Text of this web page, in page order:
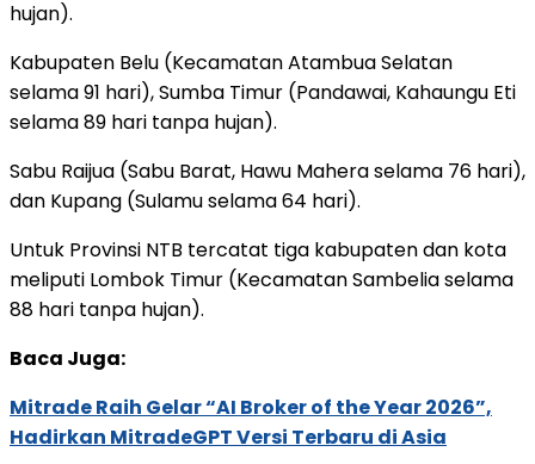
hujan).
Kabupaten Belu (Kecamatan Atambua Selatan
selama 91 hari), Sumba Timur (Pandawai, Kahaungu Eti
selama 89 hari tanpa hujan).
Sabu Raijua (Sabu Barat, Hawu Mahera selama 76 hari),
dan Kupang (Sulamu selama 64 hari).
Untuk Provinsi NTB tercatat tiga kabupaten dan kota
meliputi Lombok Timur (Kecamatan Sambelia selama
88 hari tanpa hujan).
Baca Juga:
Mitrade Raih Gelar “AI Broker of the Year 2026”,
Hadirkan MitradeGPT Versi Terbaru di Asia